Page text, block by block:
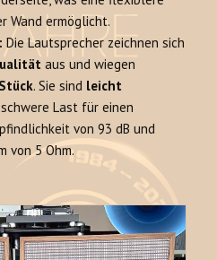
Wand ermöglicht.
Die Lautsprecher zeichnen sich
aus und wiegen
. Sie sind leicht
Last für einen
von 93 dB und
von 5 Ohm.